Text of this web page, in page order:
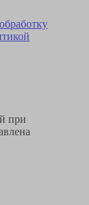
при